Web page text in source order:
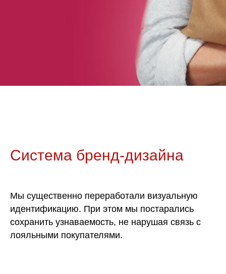
Система бренд-дизайна
Мы существенно переработали визуальную
идентификацию. При этом мы постарались
сохранить узнаваемость, не нарушая связь с
лояльными покупателями.